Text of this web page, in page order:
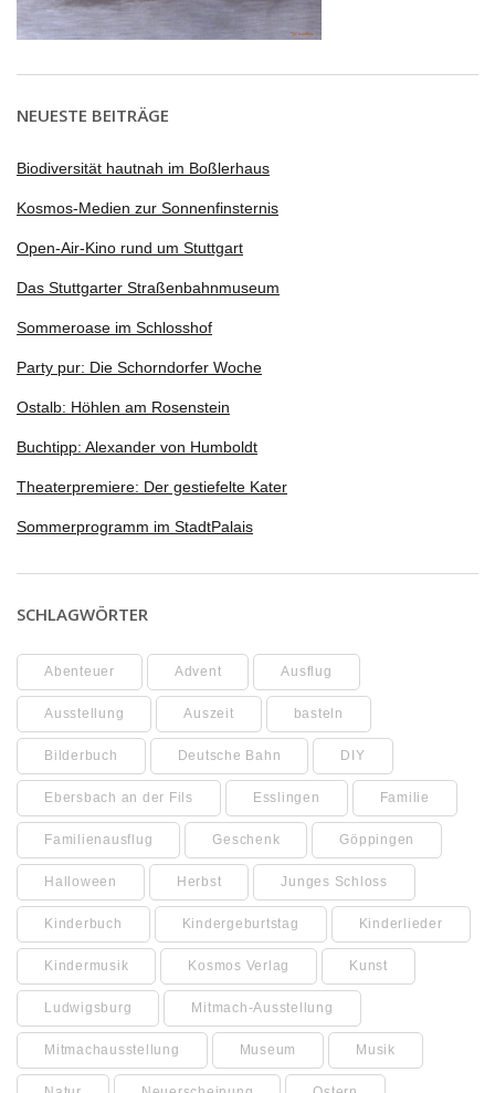
NEUESTE BEITRÄGE
Biodiversität hautnah im Boßlerhaus
Kosmos-Medien zur Sonnenfinsternis
Open-Air-Kino rund um Stuttgart
Das Stuttgarter Straßenbahnmuseum
Sommeroase im Schlosshof
Party pur: Die Schorndorfer Woche
Ostalb: Höhlen am Rosenstein
Buchtipp: Alexander von Humboldt
Theaterpremiere: Der gestiefelte Kater
Sommerprogramm im StadtPalais
SCHLAGWÖRTER
Abenteuer Advent Ausflug
Ausstellung Auszeit basteln
Bilderbuch Deutsche Bahn DIY
Ebersbach an der Fils Esslingen Familie
Familienausflug Geschenk Göppingen
Halloween Herbst Junges Schloss
Kinderbuch Kindergeburtstag Kinderlieder
Kindermusik Kosmos Verlag Kunst
Ludwigsburg Mitmach-Ausstellung
Mitmachausstellung Museum Musik